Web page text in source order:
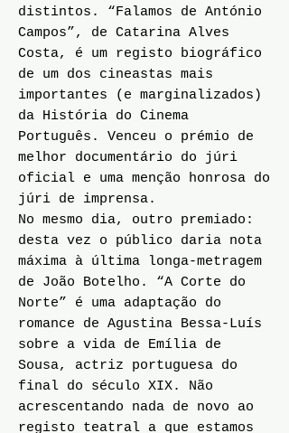
distintos. “Falamos de António
Campos”, de Catarina Alves
Costa, é um registo biográfico
de um dos cineastas mais
importantes (e marginalizados)
da História do Cinema
Português. Venceu o prémio de
melhor documentário do júri
oficial e uma menção honrosa do
júri de imprensa.
No mesmo dia, outro premiado:
desta vez o público daria nota
máxima à última longa-metragem
de João Botelho. “A Corte do
Norte” é uma adaptação do
romance de Agustina Bessa-Luís
sobre a vida de Emília de
Sousa, actriz portuguesa do
final do século XIX. Não
acrescentando nada de novo ao
registo teatral a que estamos